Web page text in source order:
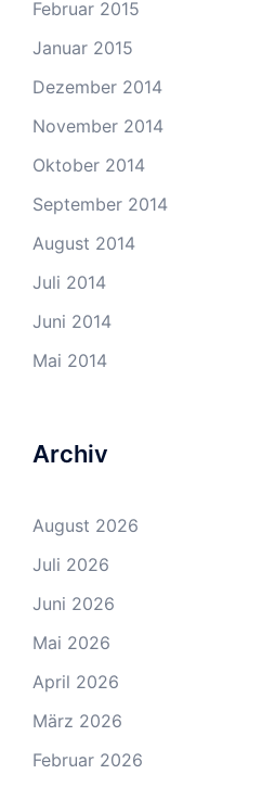
Februar 2015
Januar 2015
Dezember 2014
November 2014
Oktober 2014
September 2014
August 2014
Juli 2014
Juni 2014
Mai 2014
Archiv
August 2026
Juli 2026
Juni 2026
Mai 2026
April 2026
März 2026
Februar 2026